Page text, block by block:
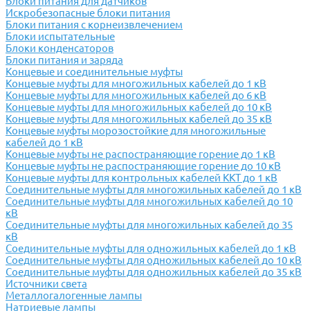
Искробезопасные блоки питания
Блоки питания с корнеизвлечением
Блоки испытательные
Блоки конденсаторов
Блоки питания и заряда
Концевые и соединительные муфты
Концевые муфты для многожильных кабелей до 1 кВ
Концевые муфты для многожильных кабелей до 6 кВ
Концевые муфты для многожильных кабелей до 10 кВ
Концевые муфты для многожильных кабелей до 35 кВ
Концевые муфты морозостойкие для многожильные
кабелей до 1 кВ
Концевые муфты не распостраняющие горение до 1 кВ
Концевые муфты не распостраняющие горение до 10 кВ
Концевые муфты для контрольных кабелей ККТ до 1 кВ
Соединительные муфты для многожильных кабелей до 1 кВ
Соединительные муфты для многожильных кабелей до 10
кВ
Соединительные муфты для многожильных кабелей до 35
кВ
Соединительные муфты для одножильных кабелей до 1 кВ
Соединительные муфты для одножильных кабелей до 10 кВ
Соединительные муфты для одножильных кабелей до 35 кВ
Источники света
Металлогалогенные лампы
Натриевые лампы